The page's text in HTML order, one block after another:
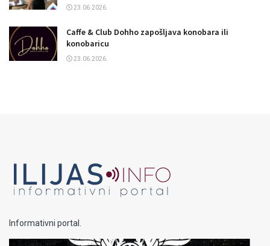
23.06.2026.
Caffe & Club Dohho zapošljava konobara ili
konobaricu
23.06.2026.
Informativni portal.